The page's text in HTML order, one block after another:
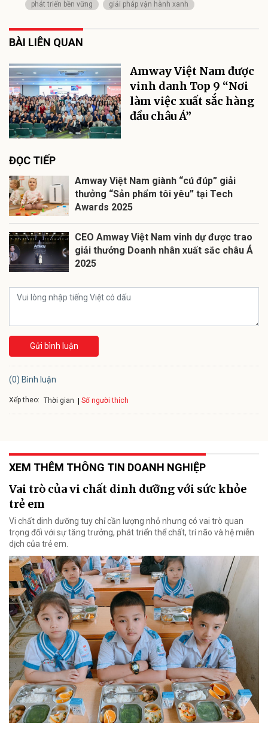
phát triển bền vững giải pháp vận hành xanh
BÀI LIÊN QUAN
Amway Việt Nam được
vinh danh Top 9 “Nơi
làm việc xuất sắc hàng
đầu châu Á”
ĐỌC TIẾP
Amway Việt Nam giành “cú đúp” giải
thưởng “Sản phẩm tôi yêu” tại Tech
Awards 2025
CEO Amway Việt Nam vinh dự được trao
giải thưởng Doanh nhân xuất sắc châu Á
2025
Gửi bình luận
(0) Bình luận
Xếp theo: Thời gian Số người thích
XEM THÊM THÔNG TIN DOANH NGHIỆP
Vai trò của vi chất dinh dưỡng với sức khỏe
trẻ em
Vi chất dinh dưỡng tuy chỉ cần lượng nhỏ nhưng có vai trò quan
trọng đối với sự tăng trưởng, phát triển thể chất, trí não và hệ miễn
dịch của trẻ em.